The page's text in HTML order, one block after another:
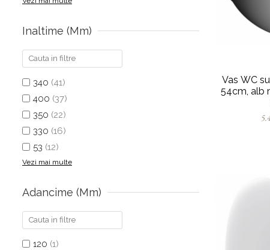
Inaltime (mm)
340 (41)
400 (37)
350 (22)
330 (16)
53 (12)
Vezi mai multe
Adancime (mm)
120 (1)
Vas WC
54cm, alb